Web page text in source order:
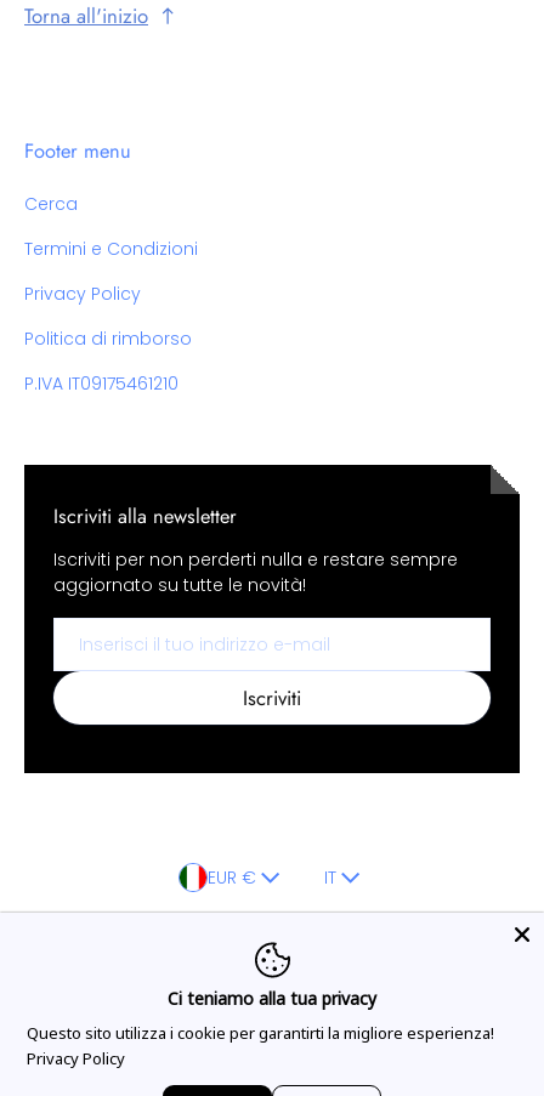
Torna all'inizio
Footer menu
Cerca
Termini e Condizioni
Privacy Policy
Politica di rimborso
P.IVA IT09175461210
Iscriviti alla newsletter
Iscriviti per non perderti nulla e restare sempre
aggiornato su tutte le novità!
Iscriviti
Paese/regione
EUR € Lingua
IT
Metodi di pagamentoCi teniamo alla tua privacy
Questo sito utilizza i cookie per garantirti la migliore esperienza!
Privacy Policy